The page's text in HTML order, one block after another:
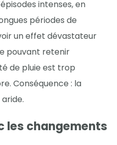
intenses, en
périodes de
un effet dévastateur
pouvant retenir
de pluie est trop
Conséquence : la
les changements